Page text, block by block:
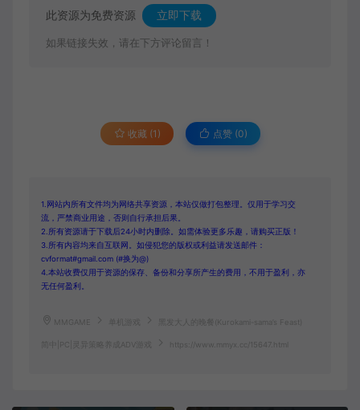
此资源为免费资源 立即下载
如果链接失效，请在下方评论留言！
收藏 (1) 点赞 (0)
1.网站内所有文件均为网络共享资源，本站仅做打包整理。仅用于学习交
流，严禁商业用途，否则自行承担后果。
2.所有资源请于下载后24小时内删除。如需体验更多乐趣，请购买正版！
3.所有内容均来自互联网。如侵犯您的版权或利益请发送邮件：
cvformat#gmail.com (#换为@)
4.本站收费仅用于资源的保存、备份和分享所产生的费用，不用于盈利，亦
无任何盈利。
MMGAME 黑发大人的晚餐(Kurokami-sama’s Feast)
简中|PC|灵异策略养成ADV游戏 https://www.mmyx.cc/15647.html